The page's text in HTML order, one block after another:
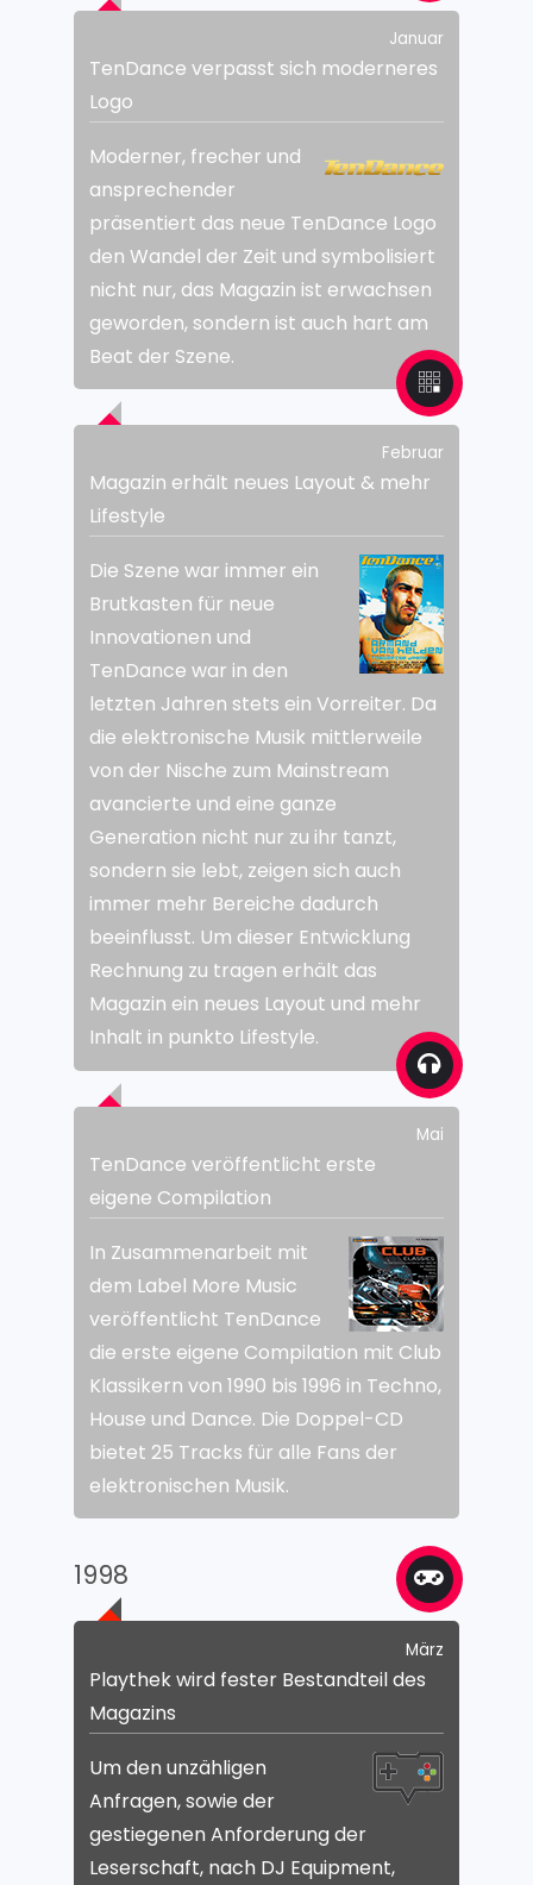
Januar
TenDance verpasst sich moderneres
Logo
Moderner, frecher und
ansprechender
präsentiert das neue TenDance Logo
den Wandel der Zeit und symbolisiert
nicht nur, das Magazin ist erwachsen
geworden, sondern ist auch hart am
Beat der Szene.
Februar
Magazin erhält neues Layout & mehr
Lifestyle
Die Szene war immer ein
Brutkasten für neue
Innovationen und
TenDance war in den
letzten Jahren stets ein Vorreiter. Da
die elektronische Musik mittlerweile
von der Nische zum Mainstream
avancierte und eine ganze
Generation nicht nur zu ihr tanzt,
sondern sie lebt, zeigen sich auch
immer mehr Bereiche dadurch
beeinflusst. Um dieser Entwicklung
Rechnung zu tragen erhält das
Magazin ein neues Layout und mehr
Inhalt in punkto Lifestyle.
Mai
TenDance veröffentlicht erste
eigene Compilation
In Zusammenarbeit mit
dem Label More Music
veröffentlicht TenDance
die erste eigene Compilation mit Club
Klassikern von 1990 bis 1996 in Techno,
House und Dance. Die Doppel-CD
bietet 25 Tracks für alle Fans der
elektronischen Musik.
1998
März
Playthek wird fester Bestandteil des
Magazins
Um den unzähligen
Anfragen, sowie der
gestiegenen Anforderung der
Leserschaft, nach DJ Equipment,